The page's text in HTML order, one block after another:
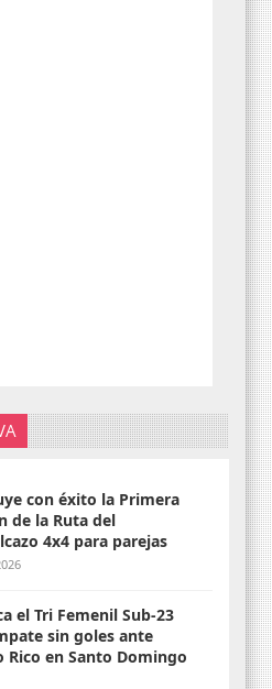
con éxito la Primera
de la Ruta del
4x4 para parejas
el Tri Femenil Sub-23
sin goles ante
Rico en Santo Domingo